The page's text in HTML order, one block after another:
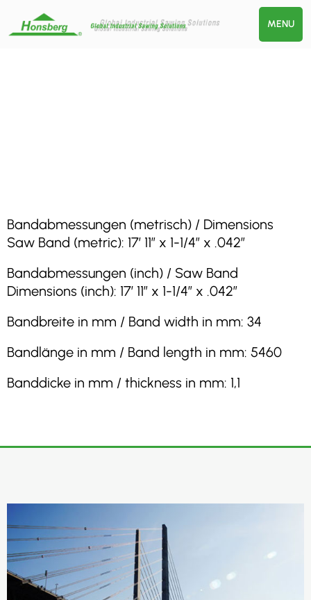
MENU
Bandabmessungen (metrisch) / Dimensions
Saw Band (metric): 17′ 11″ x 1-1/4″ x .042″
Bandabmessungen (inch) / Saw Band
Dimensions (inch): 17′ 11″ x 1-1/4″ x .042″
Bandbreite in mm / Band width in mm: 34
Bandlänge in mm / Band length in mm: 5460
Banddicke in mm / thickness in mm: 1,1